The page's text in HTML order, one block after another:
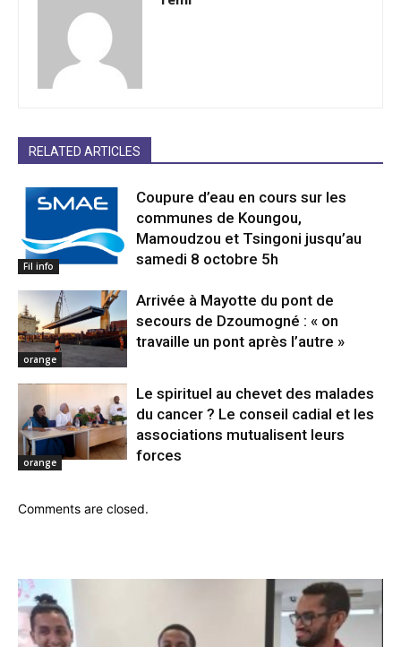
RELATED ARTICLES
Fil info
Coupure d’eau en cours sur les
communes de Koungou,
Mamoudzou et Tsingoni jusqu’au
samedi 8 octobre 5h
orange
Arrivée à Mayotte du pont de
secours de Dzoumogné : « on
travaille un pont après l’autre »
orange
Le spirituel au chevet des malades
du cancer ? Le conseil cadial et les
associations mutualisent leurs
forces
Comments are closed.